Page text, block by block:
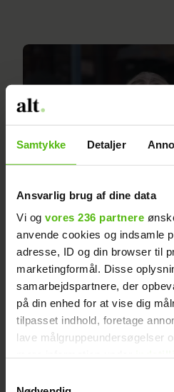
Samtykke Detaljer
Ansvarlig brug af dine data
Vi og vores 236 partnere
anvende cookies og indsamle
adresse, ID og din browser til
marketingformål. Disse
samarbejdspartnere, der
på din enhed for at vise dig
tilpasset indhold, foretage
lave målgruppeundersøgelser
tilbage eller ændre indstillinger
Hvor sødt!
næste skridt i